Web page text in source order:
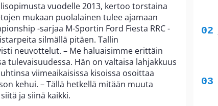
vuodelle 2013, kertoo torstaina
mukaan puolalainen tulee ajamaan
-sarjaa M-Sportin Ford Fiesta RRC -
silmällä pitäen. Tallin
neuvottelut. – Me haluaisimme erittäin
tulevaisuudessa. Hän on valtaisa lahjakkuus
viimeaikaisissa kisoissa osoittaa
kehui. – Tällä hetkellä mitään muuta
ja siinä kaikki.